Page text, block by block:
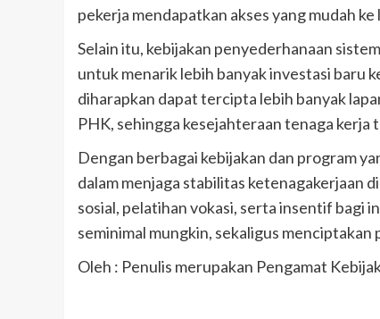
pekerja mendapatkan akses yang mudah
Selain itu, kebijakan penyederhanaan
untuk menarik lebih banyak investasi baru
diharapkan dapat tercipta lebih banyak
PHK, sehingga kesejahteraan tenaga kerja
Dengan berbagai kebijakan dan program
dalam menjaga stabilitas ketenagakerjaan
sosial, pelatihan vokasi, serta insentif bagi
seminimal mungkin, sekaligus
Oleh : Penulis merupakan Pengamat